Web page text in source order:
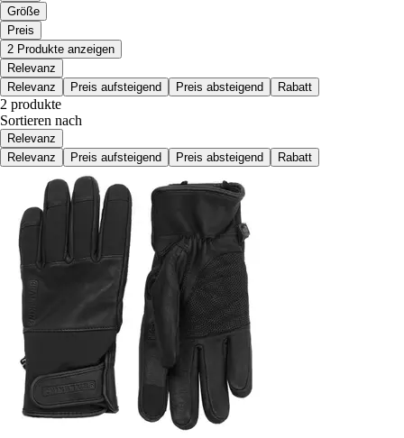
Größe
Preis
2 Produkte anzeigen
Relevanz
Relevanz
Preis aufsteigend Preis absteigend Rabatt
2 produkte
Sortieren nach
Relevanz
Relevanz
Preis aufsteigend Preis absteigend Rabatt